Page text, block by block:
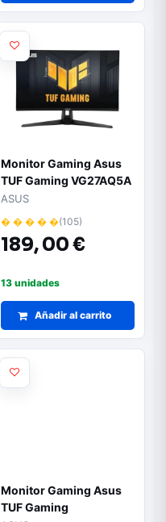
Monitor Gaming Asus
TUF Gaming VG27AQ5A
27"/ QHD/ 0.3ms/
210Hz/ IPS/ Multimedia/
Negro
ASUS
� � � � �(105)
189,00 €
13 unidades
Añadir al carrito
Monitor Gaming Asus
TUF Gaming